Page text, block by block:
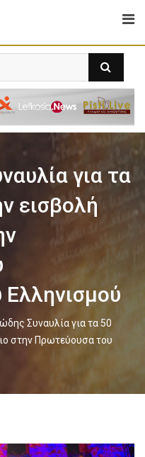
για τα
εισβολή
Συναυλία για τα 50
στην Πρωτεύουσα του